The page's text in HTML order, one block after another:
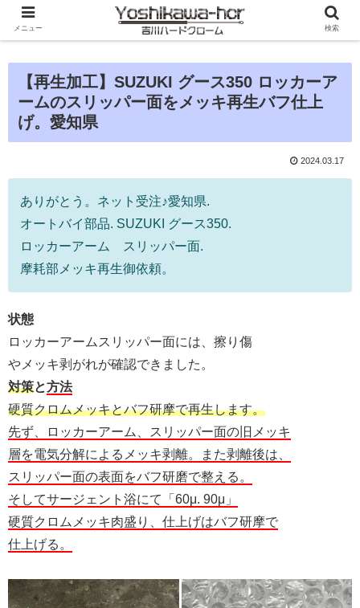
【再生加工】SUZUKI グース350 ロッカーア
ームのスリッパー面をメッキ再生バフ仕上
げ。愛知県
2024.03.17
ありがとう。ネット受注♪愛知県.
オートバイ部品. SUZUKI グース350.
ロッカーアーム スリッパー面.
摩耗部メッキ再生御依頼。
状態
ロッカーアームスリッパー面には、擦り傷
やメッキ剥がれが確認できました。
対策と方法
硬質クロムメッキとバフ研摩で再生します。
先ず、ロッカーアーム、スリッパー面の旧メッキ
層を電気分解によるメッキ剥離。また剥離後は、
スリッパー面の表面をバフ研磨で整える。
そしてサージェント浴にて「60μ. 90μ」
硬質クロムメッキ肉盛り、仕上げはバフ研摩で
仕上げる。
メニュー 検索